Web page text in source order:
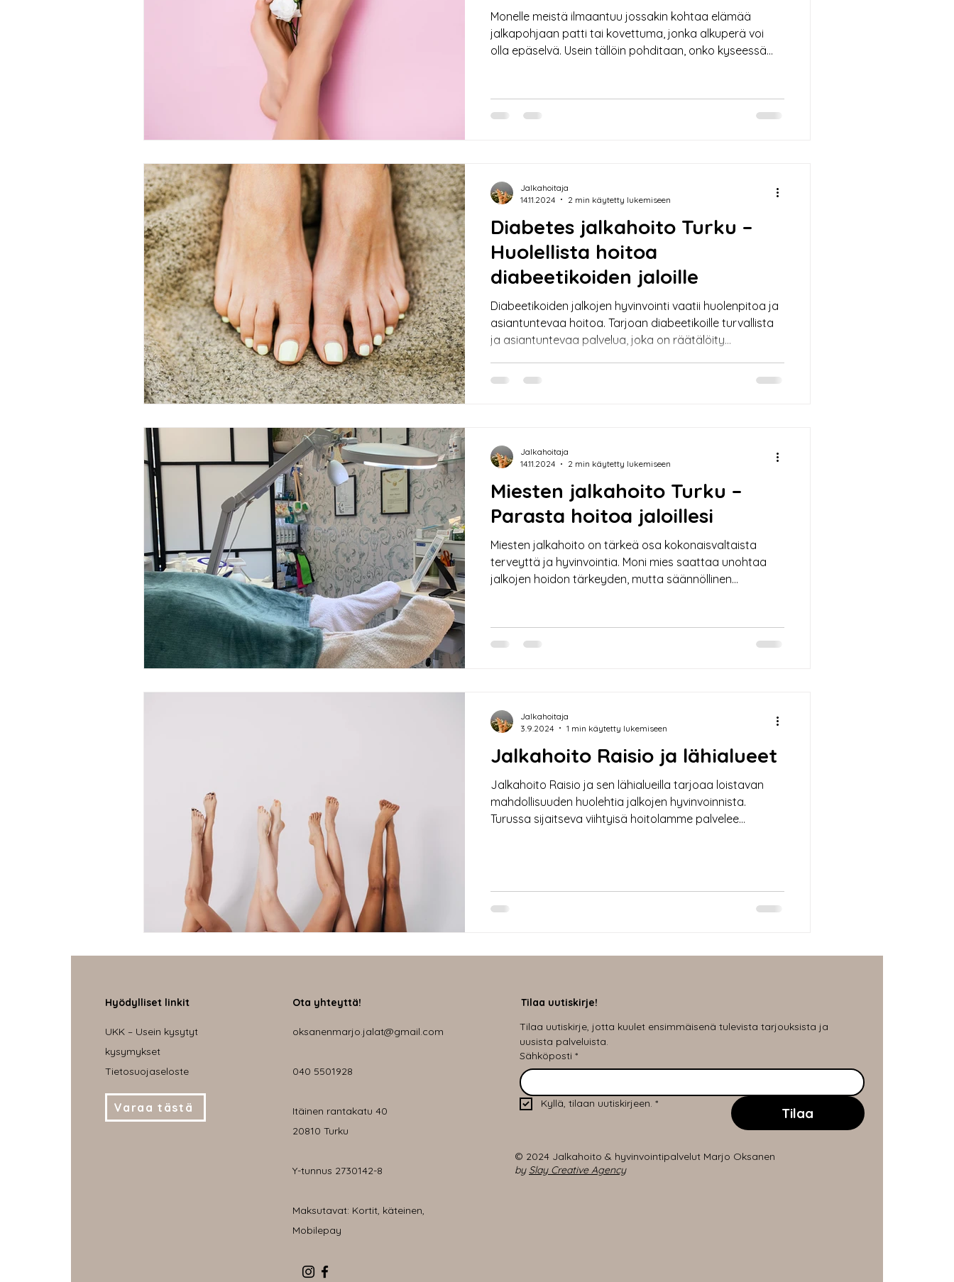
Monelle meistä ilmaantuu jossakin kohtaa elämää
jalkapohjaan patti tai kovettuma, jonka alkuperä voi
olla epäselvä. Usein tällöin pohditaan, onko kyseessä
välillä. Kerron lisäksi syylän ja känsän hoidosta
kotikonstein ja asiantuntijan avustuksella. Känsä vai
Diabetes jalkahoito Turku –
Huolellista hoitoa
diabeetikoiden jaloille
Diabeetikoiden jalkojen hyvinvointi vaatii huolenpitoa ja
asiantuntevaa hoitoa. Tarjoan diabeetikoille turvallista
ja asiantuntevaa palvelua, joka on räätälöity
heiketä diabeteksen vaikutuksesta, joten säännöllinen
erity
Jalkahoitaja
14.11.2024
2 min käytetty lukemiseen
Miesten jalkahoito Turku –
Parasta hoitoa jaloillesi
Miesten jalkahoito on tärkeä osa kokonaisvaltaista
terveyttä ja hyvinvointia. Moni mies saattaa unohtaa
jalkojen hoidon tärkeyden, mutta säännöllinen
Turussa tarjoaa laadukkaat jalkahoidot kaikenikäisille
miehille erilaisiin elämäntilanteisiin. Miesten jalkahoito ja
Jalkahoitaja
14.11.2024
2 min käytetty lukemiseen
Jalkahoito Raisio ja lähialueet
Jalkahoito Raisio ja sen lähialueilla tarjoaa loistavan
mahdollisuuden huolehtia jalkojen hyvinvoinnista.
Turussa sijaitseva viihtyisä hoitolamme palvelee
voimaan paremmin. Hoitolamme on suunniteltu juuri
Jalkahoitaja
3.9.2024
1 min käytetty lukemiseen
Hyödylliset linkit
UKK – Usein kysytyt
kysymykset
Tietosuojaseloste
Varaa tästä
Ota yhteyttä!
oksanenmarjo.jalat@gmail.com
040 5501928
Itäinen rantakatu 40
20810 Turku
Y-tunnus 2730142-8
Maksutavat: Kortit, käteinen,
Mobilepay
Tilaa uutiskirje!
Tilaa uutiskirje, jotta kuulet ensimmäisenä tulevista tarjouksista ja
uusista palveluista.
Sähköposti *
Kyllä, tilaan uutiskirjeen. *
Tilaa
© 2024 Jalkahoito & hyvinvointipalvelut Marjo Oksanen
by Slay Creative Agency